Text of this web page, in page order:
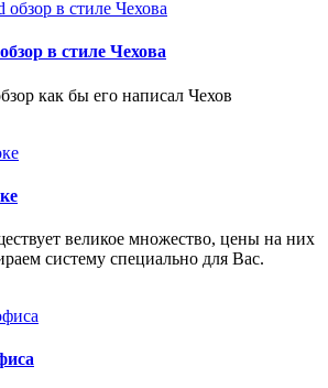
в стиле Чехова
как бы его написал Чехов
великое множество, цены на них
систему специально для Вас.